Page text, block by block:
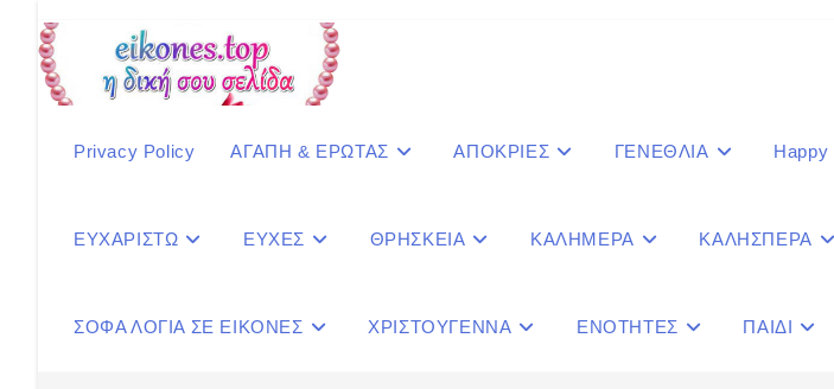
content
Privacy Policy ΑΓΑΠΗ & ΕΡΩΤΑΣ ΑΠΟΚΡΙΕΣ ΓΕΝΕΘΛΙΑ Happy
ΕΥΧΑΡΙΣΤΩ ΕΥΧΕΣ ΘΡΗΣΚΕΙΑ ΚΑΛΗΜΕΡΑ ΚΑΛΗΣΠΕΡΑ
ΣΟΦΑ ΛΟΓΙΑ ΣΕ ΕΙΚΟΝΕΣ ΧΡΙΣΤΟΥΓΕΝΝΑ ΕΝΟΤΗΤΕΣ ΠΑΙΔΙ